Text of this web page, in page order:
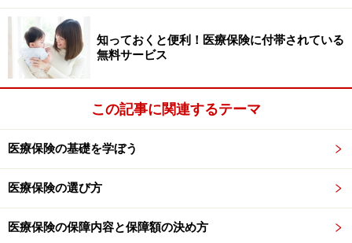
ります。60歳まで、70歳まで、80歳までなどがあり、保
障が必要な期間だけ加入することができます。
このタイプは、終身医療保険に比べて保障期間が短い
分、保険料は安くなります。また保険が更新されること
はありませんので、加入期間中に月々の保険料が上がる
ようなことはありません。
期間満了で契約が終了した時に、その後も保障が必要な
場合は、その時点での年齢や健康状態に基づいて新たな
知っておくと便利！医療保険に付帯されている
無料サービス
この記事に関連するテーマ
医療保険の基礎を学ぼう
医療保険の選び方
医療保険の保障内容と保障額の決め方